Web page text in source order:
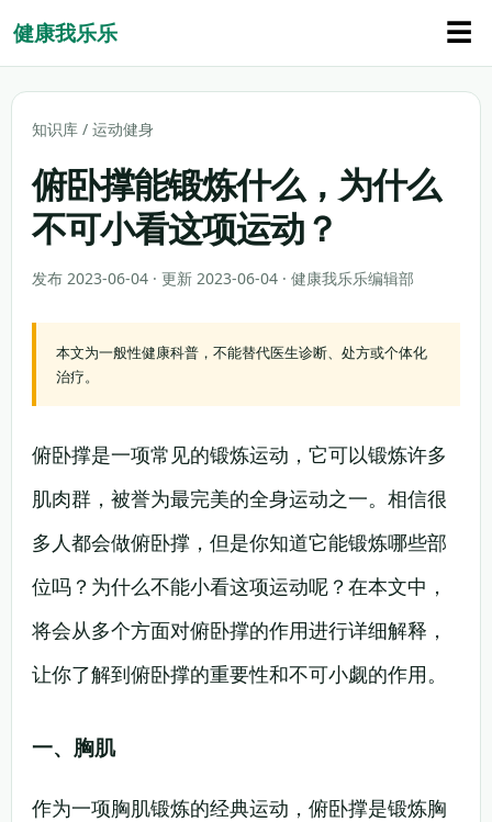
健康我乐乐 ☰
知识库 / 运动健身
俯卧撑能锻炼什么，为什么
不可小看这项运动？
发布 2023-06-04 · 更新 2023-06-04 · 健康我乐乐编辑部
本文为一般性健康科普，不能替代医生诊断、处方或个体化
治疗。
俯卧撑是一项常见的锻炼运动，它可以锻炼许多
肌肉群，被誉为最完美的全身运动之一。相信很
多人都会做俯卧撑，但是你知道它能锻炼哪些部
位吗？为什么不能小看这项运动呢？在本文中，
将会从多个方面对俯卧撑的作用进行详细解释，
让你了解到俯卧撑的重要性和不可小觑的作用。
一、胸肌
作为一项胸肌锻炼的经典运动，俯卧撑是锻炼胸